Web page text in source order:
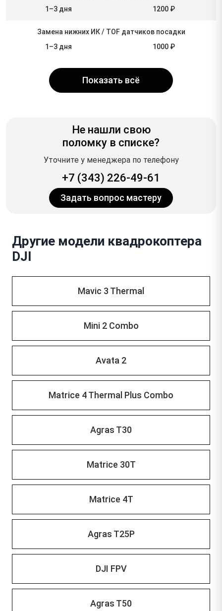
1–3 дня
1200 ₽
Замена нижних ИК / TOF датчиков посадки
1–3 дня
1000 ₽
Показать всё
Не нашли свою
поломку в списке?
Уточните у менеджера по телефону
+7 (343) 226-49-61
Задать вопрос мастеру
Другие модели квадрокоптера
DJI
Mavic 3 Thermal
Mini 2 Combo
Avata 2
Matrice 4 Thermal Plus Combo
Agras T30
Matrice 30T
Matrice 4T
Agras T25P
DJI FPV
Agras T50